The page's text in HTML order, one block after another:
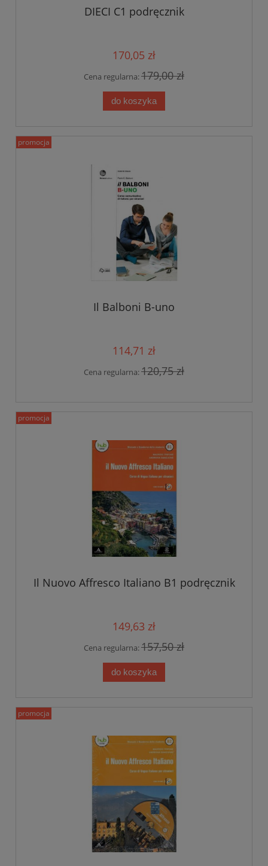
DIECI C1 podręcznik
170,05 zł
Cena regularna:179,00 zł
do koszyka
Il Balboni B-uno
114,71 zł
Cena regularna:120,75 zł
promocja
Il Nuovo Affresco Italiano B1 podręcznik
149,63 zł
Cena regularna:157,50 zł
do koszyka
promocja
promocja